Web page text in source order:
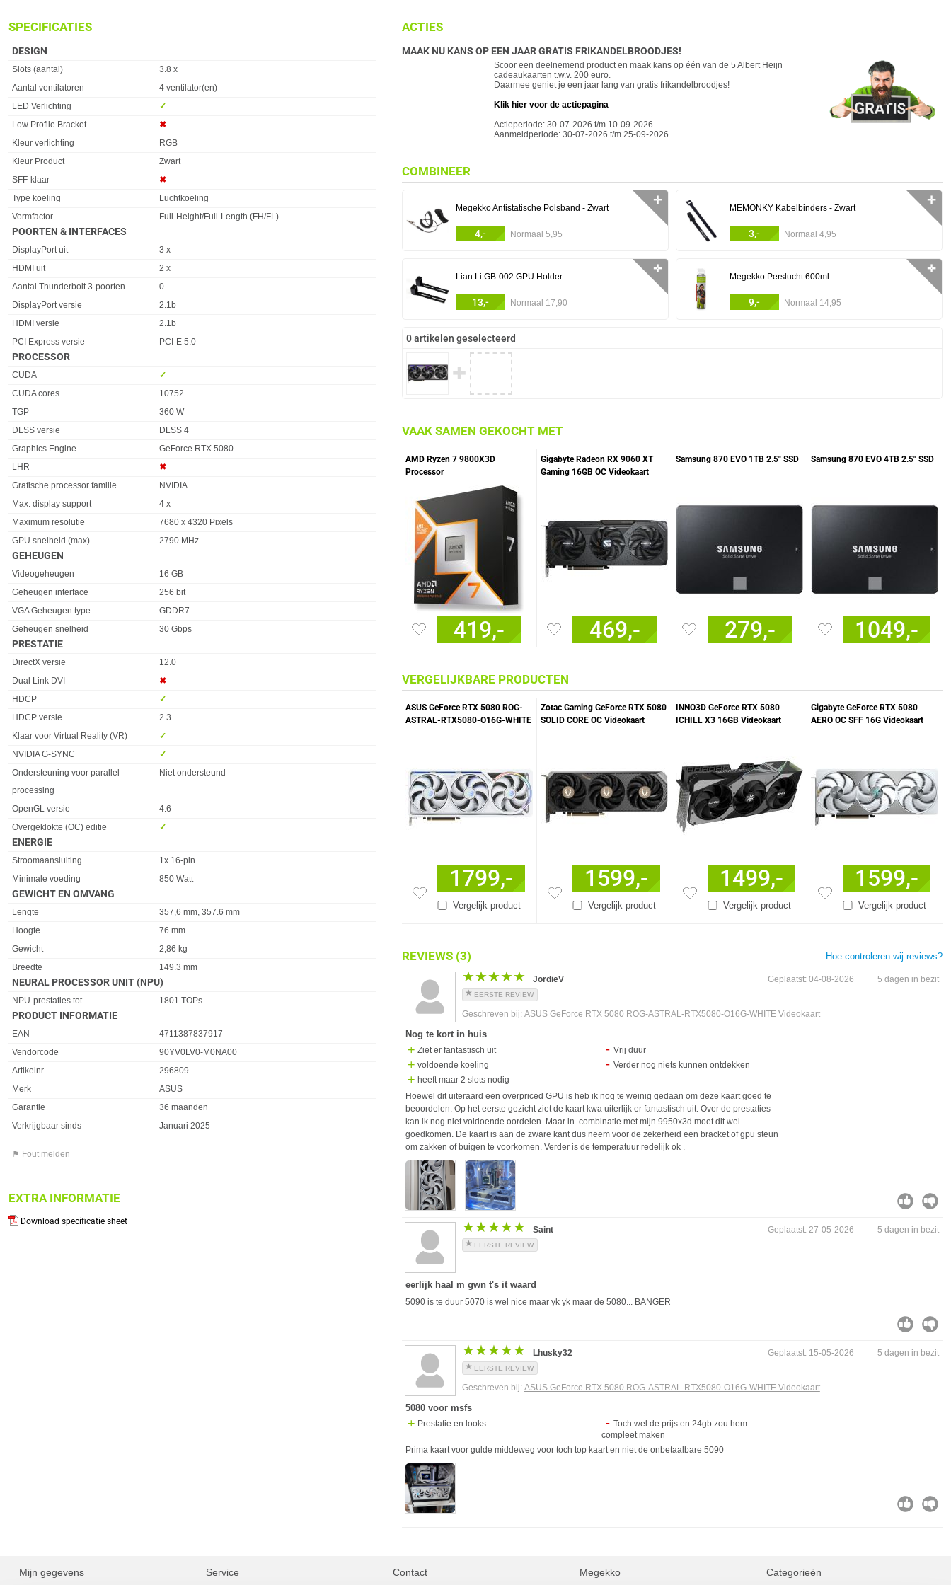
SPECIFICATIES
DESIGN
Eigenschap Waarde
Slots (aantal)
3.8 x
Aantal ventilatoren
4 ventilator(en)
LED Verlichting
✓︎
Low Profile Bracket
✖︎
Kleur verlichting
RGB
Kleur Product
Zwart
SFF-klaar
✖︎
Type koeling
Luchtkoeling
Vormfactor
Full-Height/Full-Length (FH/FL)
POORTEN & INTERFACES
Eigenschap Waarde
DisplayPort uit
3 x
HDMI uit
2 x
Aantal Thunderbolt 3-poorten
0
DisplayPort versie
2.1b
HDMI versie
2.1b
PCI Express versie
PCI-E 5.0
PROCESSOR
Eigenschap
CUDA
✓︎
CUDA cores
10752
TGP
360 W
DLSS versie
DLSS 4
Graphics Engine
GeForce RTX 5080
LHR
✖︎
Grafische processor familie
NVIDIA
Max. display support
4 x
Maximum resolutie
7680 x 4320 Pixels
GPU snelheid (max)
2790 MHz
GEHEUGEN
Eigenschap Waarde
Videogeheugen
16 GB
Geheugen interface
256 bit
VGA Geheugen type
GDDR7
Geheugen snelheid
30 Gbps
PRESTATIE
Eigenschap Waarde
DirectX versie
12.0
Dual Link DVI
✖︎
HDCP
✓︎
HDCP versie
2.3
Klaar voor Virtual Reality (VR)
✓︎
NVIDIA G-SYNC
✓︎
Ondersteuning voor parallel
processing
Niet ondersteund
OpenGL versie
4.6
Overgeklokte (OC) editie
✓︎
ENERGIE
Eigenschap Waarde
Stroomaansluiting
1x 16-pin
Minimale voeding
850 Watt
GEWICHT EN OMVANG
Eigenschap
Lengte
357,6 mm, 357.6 mm
Hoogte
76 mm
Gewicht
2,86 kg
Breedte
149.3 mm
NEURAL PROCESSOR UNIT (NPU)
Eigenschap Waarde
NPU-prestaties tot 1801 TOPs
PRODUCT INFORMATIE
EAN
4711387837917
Vendorcode
90YV0LV0-M0NA00
Artikelnr
296809
Merk
ASUS
Garantie
36 maanden
Verkrijgbaar sinds
Januari 2025
⚑ Fout melden
EXTRA INFORMATIE
Download specificatie sheet
ACTIES
MAAK NU KANS OP EEN JAAR GRATIS FRIKANDELBROODJES!
Scoor een deelnemend product en maak kans op één van de 5 Albert Heijn
cadeaukaarten t.w.v. 200 euro.
Daarmee geniet je een jaar lang van gratis frikandelbroodjes!
Klik hier voor de actiepagina
Actieperiode: 30-07-2026 t/m 10-09-2026
Aanmeldperiode: 30-07-2026 t/m 25-09-2026
COMBINEER
Megekko Antistatische Polsband - Zwart
4,- Normaal 5,95
✛
MEMONKY Kabelbinders - Zwart
3,- Normaal 4,95
✛
Lian Li GB-002 GPU Holder
13,- Normaal 17,90
✛
Megekko Perslucht 600ml
9,- Normaal 14,95
✛
0 artikelen geselecteerd
✚
VAAK SAMEN GEKOCHT MET
AMD Ryzen 7 9800X3D
Processor
419,-
Gigabyte Radeon RX 9060 XT
Gaming 16GB OC Videokaart
469,-
Samsung 870 EVO 1TB 2.5" SSD
279,-
Samsung 870 EVO 4TB 2.5" SSD
1049,-
VERGELIJKBARE PRODUCTEN
ASUS GeForce RTX 5080 ROG-
ASTRAL-RTX5080-O16G-WHITE
Vergelijk product
1799,-
Zotac Gaming GeForce RTX 5080
SOLID CORE OC Videokaart
Vergelijk product
1599,-
INNO3D GeForce RTX 5080
ICHILL X3 16GB Videokaart
Vergelijk product
1499,-
Gigabyte GeForce RTX 5080
AERO OC SFF 16G Videokaart
Vergelijk product
1599,-
REVIEWS(3) Hoe controleren wij reviews?
★★★★★
★★★★★ JordieV
EERSTE REVIEW
Geschreven bij: ASUS GeForce RTX 5080 ROG-ASTRAL-RTX5080-O16G-WHITE Videokaart
Geplaatst: 04-08-2026 5 dagen in bezit
Nog te kort in huis
Ziet er fantastisch uit
voldoende koeling
heeft maar 2 slots nodig
Vrij duur
Verder nog niets kunnen ontdekken
Hoewel dit uiteraard een overpriced GPU is heb ik nog te weinig gedaan om deze kaart goed te
beoordelen. Op het eerste gezicht ziet de kaart kwa uiterlijk er fantastisch uit. Over de prestaties
kan ik nog niet voldoende oordelen. Maar in. combinatie met mijn 9950x3d moet dit wel
goedkomen. De kaart is aan de zware kant dus neem voor de zekerheid een bracket of gpu steun
om zakken of buigen te voorkomen. Verder is de temperatuur redelijk ok .
★★★★★
★★★★★ Saint
EERSTE REVIEW
Geplaatst: 27-05-2026 5 dagen in bezit
eerlijk haal m gwn t's it waard
5090 is te duur 5070 is wel nice maar yk yk maar de 5080... BANGER
★★★★★
★★★★★ Lhusky32
EERSTE REVIEW
Geschreven bij: ASUS GeForce RTX 5080 ROG-ASTRAL-RTX5080-O16G-WHITE Videokaart
Geplaatst: 15-05-2026 5 dagen in bezit
5080 voor msfs
Prestatie en looks
Toch wel de prijs en 24gb zou hem
compleet maken
Prima kaart voor gulde middeweg voor toch top kaart en niet de onbetaalbare 5090
Mijn gegevens Service Contact Megekko Categorieën